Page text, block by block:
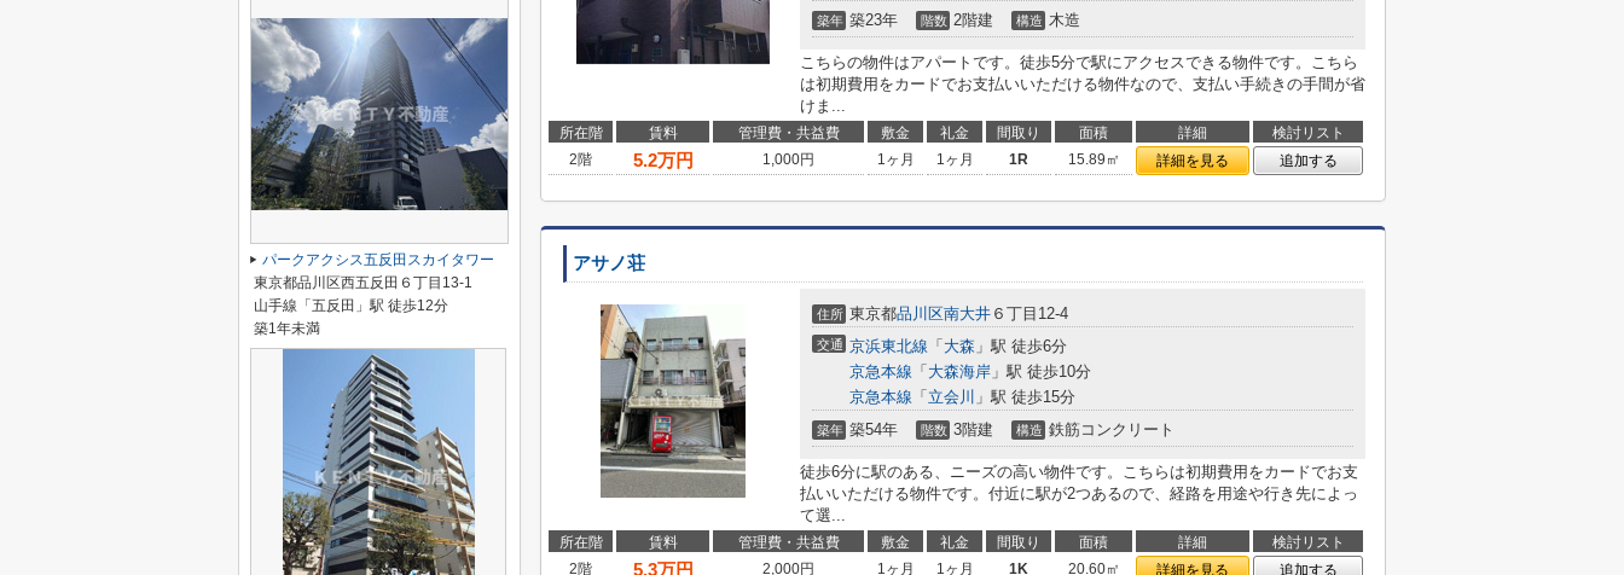
築年 築23年 階数 2階建 構造 木造
こちらの物件はアパートです。徒歩5分で駅にアクセスできる物件です。こちら
は初期費用をカードでお支払いいただける物件なので、支払い手続きの手間が省
けま...
所在階 賃料 管理費・共益費 敷金 礼金 間取り 面積 詳細
検討リスト
2階
5.2万円 1,000円 1ヶ月 1ヶ月 1R 15.89㎡ 詳細を見る 追加する
アサノ荘
住所 東京都品川区南大井 ６丁目12-4
交通 京浜東北線 「 大森 」駅 徒歩6分
京急本線 「 大森海岸 」駅 徒歩10分
京急本線 「 立会川 」駅 徒歩15分
築年 築54年 階数 3階建 構造 鉄筋コンクリート
徒歩6分に駅のある、ニーズの高い物件です。こちらは初期費用をカードでお支
払いいただける物件です。付近に駅が2つあるので、経路を用途や行き先によっ
て選...
所在階 賃料 管理費・共益費 敷金 礼金 間取り 面積 詳細
検討リスト
2階
5.3万円 2,000円 1ヶ月 1ヶ月 1K 20.60㎡ 詳細を見る 追加する
パークアクシス五反田スカイタワー
東京都品川区西五反田６丁目13-1
山手線「五反田」駅 徒歩12分
築1年未満